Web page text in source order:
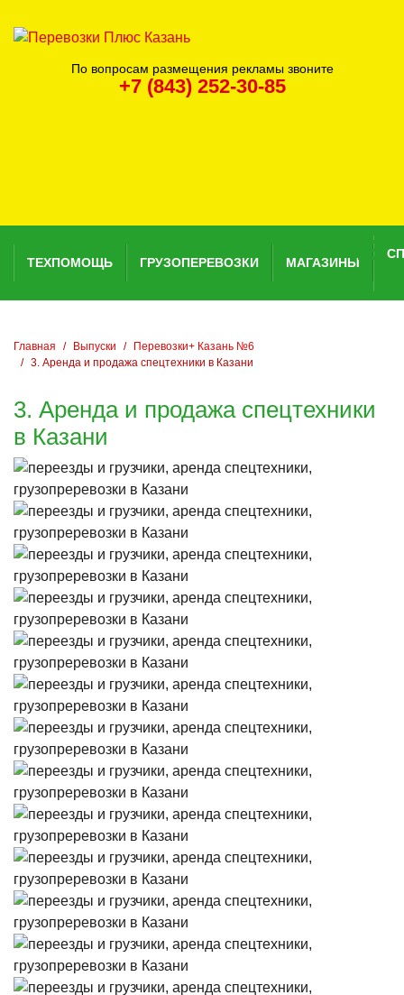
По вопросам размещения рекламы звоните
+7 (843) 252-30-85
ТЕХПОМОЩЬ ГРУЗОПЕРЕВОЗКИ МАГАЗИНЫ
Главная Выпуски
Перевозки+ Казань №6
3. Аренда и продажа спецтехники в Казани
3. Аренда и продажа спецтехники
в Казани